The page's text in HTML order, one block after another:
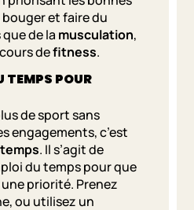
et faire du
de la musculation,
defitness.
TEMPS POUR
de sport sans
engagements, c’est
. Il s’agit de
du temps pour que
priorité. Prenez
ou utilisez un